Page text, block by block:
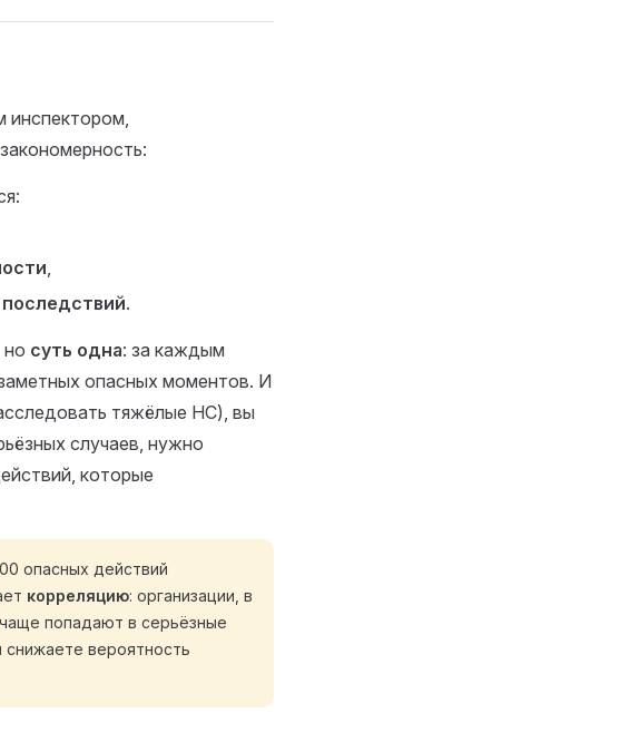
инспектором,
,
.
суть одна: за каждым
опасных моментов. И
тяжёлые НС), вы
случаев, нужно
которые
опасных действий
корреляцию: организации, в
попадают в серьёзные
вероятность